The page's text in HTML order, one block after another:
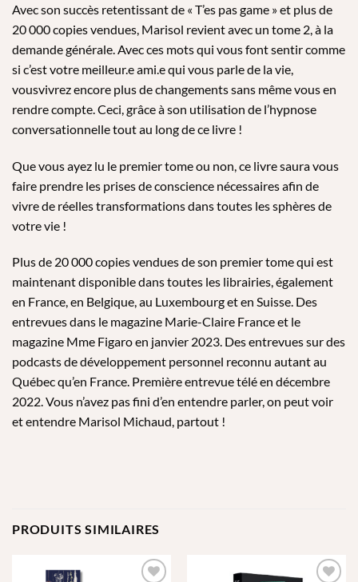
Avec son succès retentissant de « T’es pas game » et plus de
20 000 copies vendues, Marisol revient avec un tome 2, à la
demande générale. Avec ces mots qui vous font sentir comme
si c’est votre meilleur.e ami.e qui vous parle de la vie,
vousvivrez encore plus de changements sans même vous en
rendre compte. Ceci, grâce à son utilisation de l’hypnose
conversationnelle tout au long de ce livre !
Que vous ayez lu le premier tome ou non, ce livre saura vous
faire prendre les prises de conscience nécessaires afin de
vivre de réelles transformations dans toutes les sphères de
votre vie !
Plus de 20 000 copies vendues de son premier tome qui est
maintenant disponible dans toutes les librairies, également
en France, en Belgique, au Luxembourg et en Suisse. Des
entrevues dans le magazine Marie-Claire France et le
magazine Mme Figaro en janvier 2023. Des entrevues sur des
podcasts de développement personnel reconnu autant au
Québec qu’en France. Première entrevue télé en décembre
2022. Vous n’avez pas fini d’en entendre parler, on peut voir
et entendre Marisol Michaud, partout !
PRODUITS SIMILAIRES